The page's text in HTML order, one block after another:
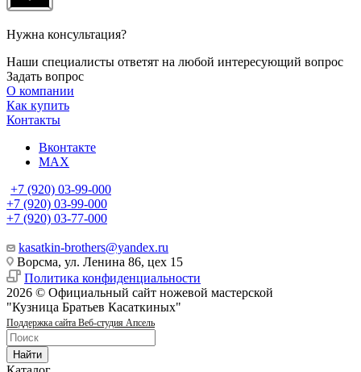
Нужна консультация?
Наши специалисты ответят на любой интересующий вопрос
Задать вопрос
О компании
Как купить
Контакты
Вконтакте
MAX
+7 (920) 03-99-000
+7 (920) 03-99-000
+7 (920) 03-77-000
kasatkin-brothers@yandex.ru
Ворсма, ул. Ленина 86, цех 15
Политика конфиденциальности
2026 © Официальный сайт ножевой мастерской
"Кузница Братьев Касаткиных"
Поддержка сайта Веб-студия Апсель
Найти